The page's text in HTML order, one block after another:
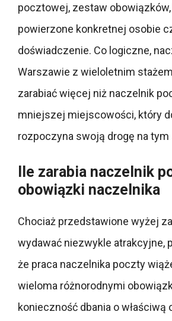
pocztowej, zestaw
powierzone konkretnej osobie
doświadczenie. Co logiczne,
Warszawie z wieloletnim
zarabiać więcej niż naczelnik
mniejszej miejscowości, który
rozpoczyna swoją drogę na
Ile zarabia naczelnik
obowiązki naczelnika
Chociaż przedstawione wyżej
wydawać niezwykle atrakcyjne,
że praca naczelnika poczty
wieloma różnorodnymi
konieczność dbania o właściwą